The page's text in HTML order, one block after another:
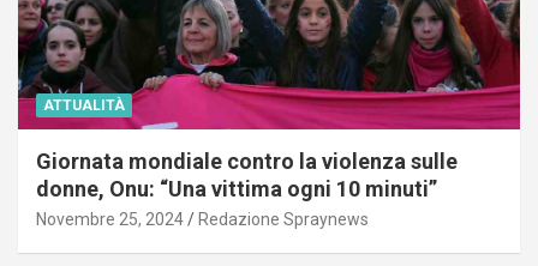
ATTUALITÀ
Giornata mondiale contro la violenza sulle
donne, Onu: “Una vittima ogni 10 minuti”
Novembre 25, 2024 Redazione Spraynews